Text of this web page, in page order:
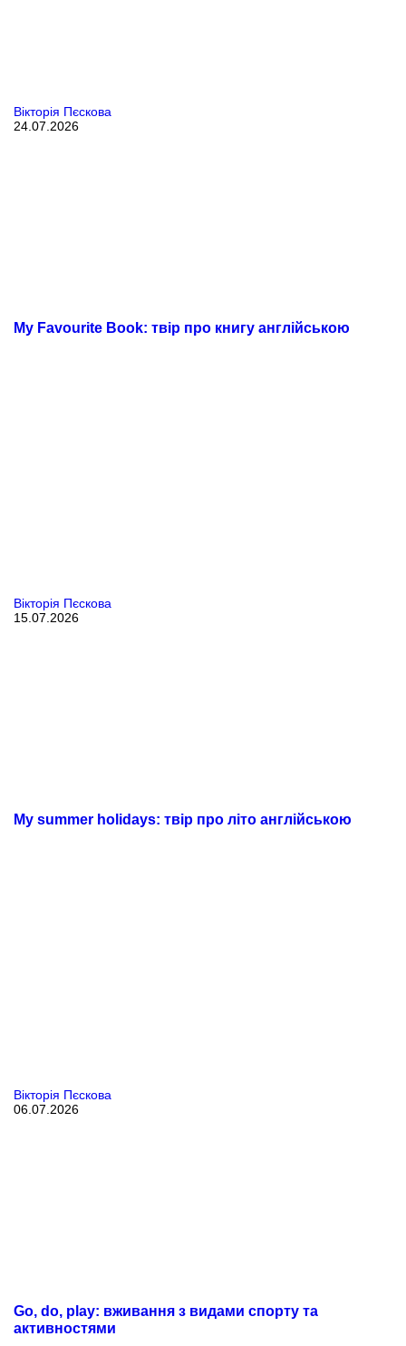
Вікторія Пєскова
24.07.2026
My Favourite Book: твір про книгу англійською
Вікторія Пєскова
15.07.2026
My summer holidays: твір про літо англійською
Вікторія Пєскова
06.07.2026
Go, do, play: вживання з видами спорту та
активностями